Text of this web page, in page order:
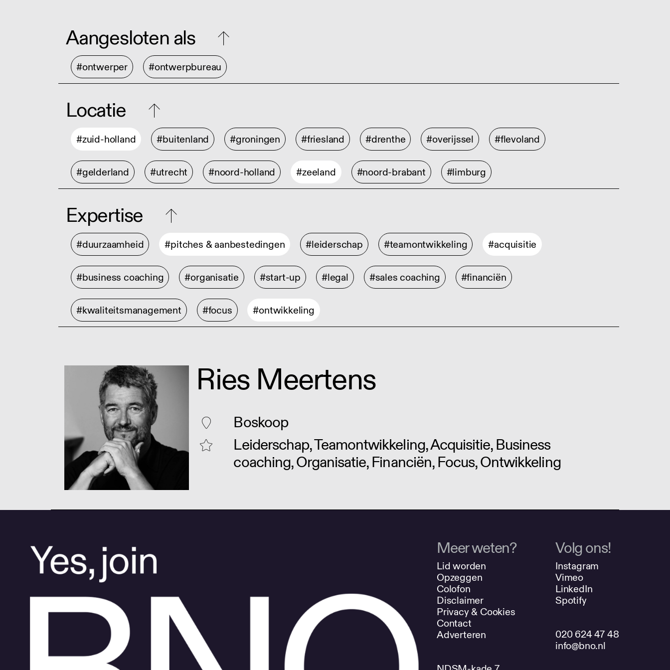
Aangesloten als
#ontwerper #ontwerpbureau
Locatie
#zuid-holland #buitenland #groningen #friesland #drenthe #overijssel #flevoland
#gelderland #utrecht #noord-holland #zeeland #noord-brabant #limburg
Expertise
#duurzaamheid #pitches & aanbestedingen #leiderschap #teamontwikkeling #acquisitie
#business coaching #organisatie #start-up #legal #sales coaching #financiën
#kwaliteitsmanagement #focus #ontwikkeling
Ries Meertens
Boskoop
Leiderschap, Teamontwikkeling, Acquisitie, Business
coaching, Organisatie, Financiën, Focus, Ontwikkeling
Meer weten?
Lid worden
Opzeggen
Colofon
Disclaimer
Privacy & Cookies
Contact
Adverteren
Volg ons!
Instagram
Vimeo
LinkedIn
Spotify
020 624 47 48
info@bno.nl